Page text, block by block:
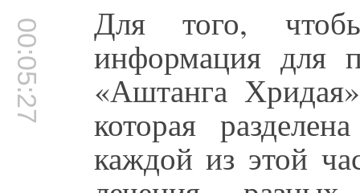
00:05:27 Для того,
информация для
«Аштанга
которая
каждой из этой